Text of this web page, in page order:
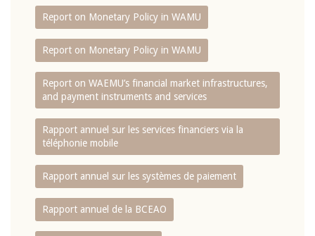
Report on Monetary Policy in WAMU
Report on Monetary Policy in WAMU
Report on WAEMU’s financial market infrastructures,
and payment instruments and services
Rapport annuel sur les services financiers via la
téléphonie mobile
Rapport annuel sur les systèmes de paiement
Rapport annuel de la BCEAO